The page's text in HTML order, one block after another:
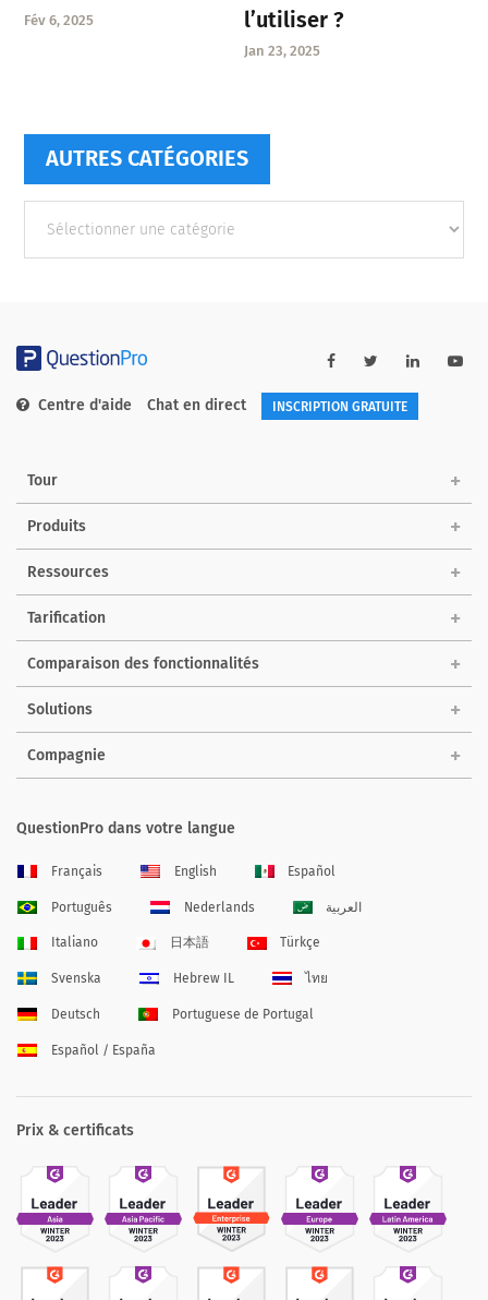
Fév 6, 2025
l’utiliser ?
Jan 23, 2025
AUTRES CATÉGORIES
catégories
Centre d'aide Chat en direct INSCRIPTION GRATUITE
Tour
Produits
Ressources
Tarification
Comparaison des fonctionnalités
Solutions
Compagnie
QuestionPro dans votre langue
Français English Español
Português Nederlands العربية
Italiano 日本語 Türkçe
Svenska Hebrew IL ไทย
Deutsch Portuguese de Portugal
Español / España
Prix & certificats